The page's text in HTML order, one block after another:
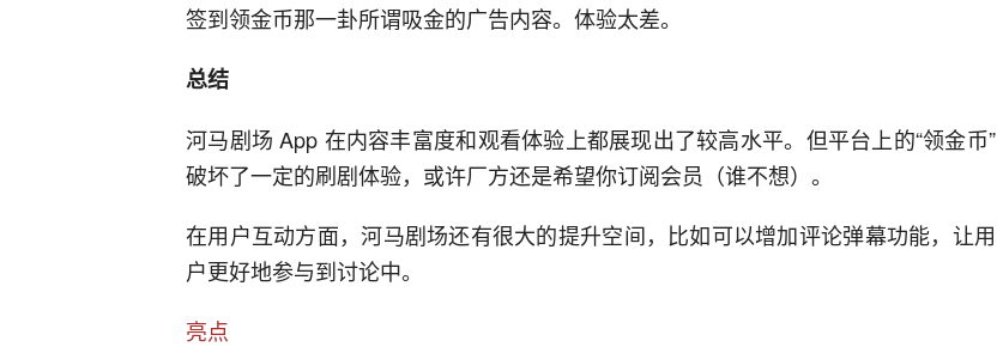
签到领金币那一卦所谓吸金的广告内容。体验太差。
总结
河马剧场 App 在内容丰富度和观看体验上都展现出了较高水平。但平台上的“领金币”
破坏了一定的刷剧体验，或许厂方还是希望你订阅会员（谁不想）。
在用户互动方面，河马剧场还有很大的提升空间，比如可以增加评论弹幕功能，让用
户更好地参与到讨论中。
亮点